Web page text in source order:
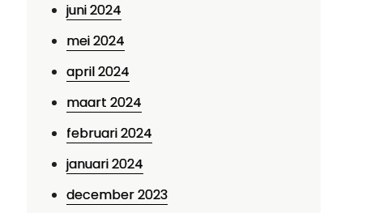
juni 2024
mei 2024
april 2024
maart 2024
februari 2024
januari 2024
december 2023